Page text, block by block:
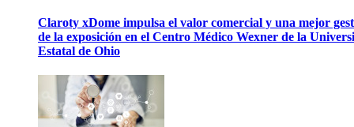
Claroty xDome impulsa el valor comercial y una mejor
de la exposición en el Centro Médico Wexner de la
Estatal de Ohio